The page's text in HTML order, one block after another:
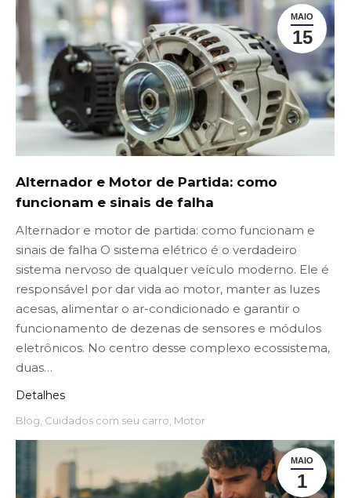
MAIO
15
Alternador e Motor de Partida: como
funcionam e sinais de falha
Alternador e motor de partida: como funcionam e
sinais de falha O sistema elétrico é o verdadeiro
sistema nervoso de qualquer veículo moderno. Ele é
responsável por dar vida ao motor, manter as luzes
acesas, alimentar o ar-condicionado e garantir o
funcionamento de dezenas de sensores e módulos
eletrônicos. No centro desse complexo ecossistema,
duas…
Detalhes
Blog Cuidados com seu carro Motor
MAIO
1